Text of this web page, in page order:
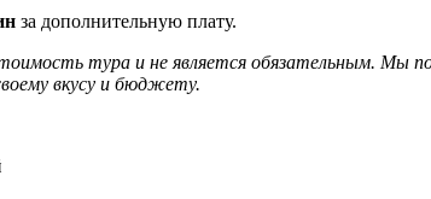
за дополнительную плату.
тура и не является обязательным. Мы
вкусу и бюджету.